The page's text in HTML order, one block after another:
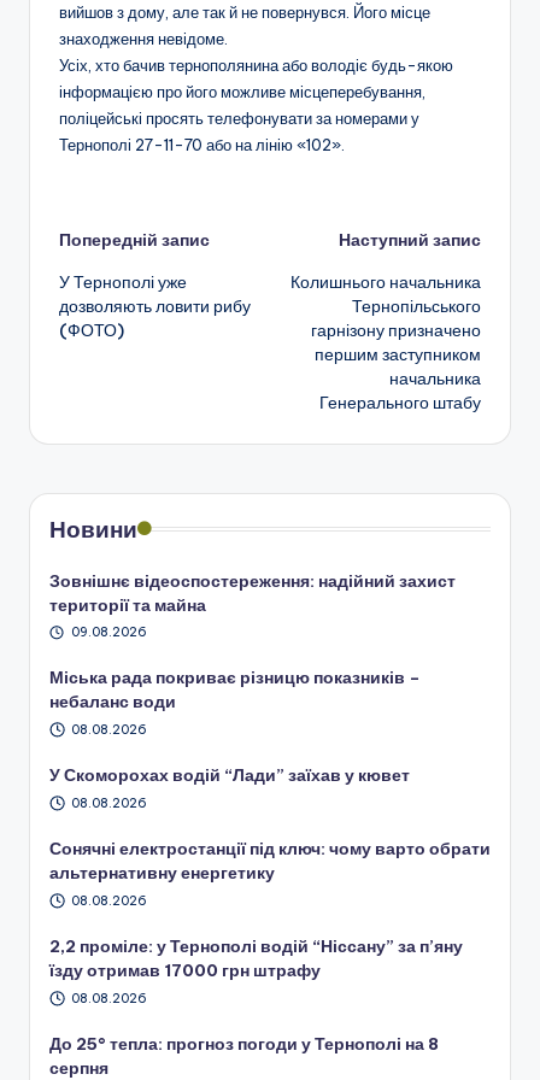
вийшов з дому, але так й не повернувся. Його місце
знаходження невідоме.
Усіх, хто бачив тернополянина або володіє будь-якою
інформацією про його можливе місцеперебування,
поліцейські просять телефонувати за номерами у
Тернополі 27-11-70 або на лінію «102».
Навігація
по
запису
Попередній запис
У Тернополі уже
дозволяють ловити рибу
(ФОТО)
Наступний запис
Колишнього начальника
Тернопільського
гарнізону призначено
першим заступником
начальника
Генерального штабу
Новини
Зовнішнє відеоспостереження: надійний захист
території та майна
09.08.2026
Міська рада покриває різницю показників –
небаланс води
08.08.2026
У Скоморохах водій “Лади” заїхав у кювет
08.08.2026
Сонячні електростанції під ключ: чому варто обрати
альтернативну енергетику
08.08.2026
2,2 проміле: у Тернополі водій “Ніссану” за п’яну
їзду отримав 17000 грн штрафу
08.08.2026
До 25° тепла: прогноз погоди у Тернополі на 8
серпня